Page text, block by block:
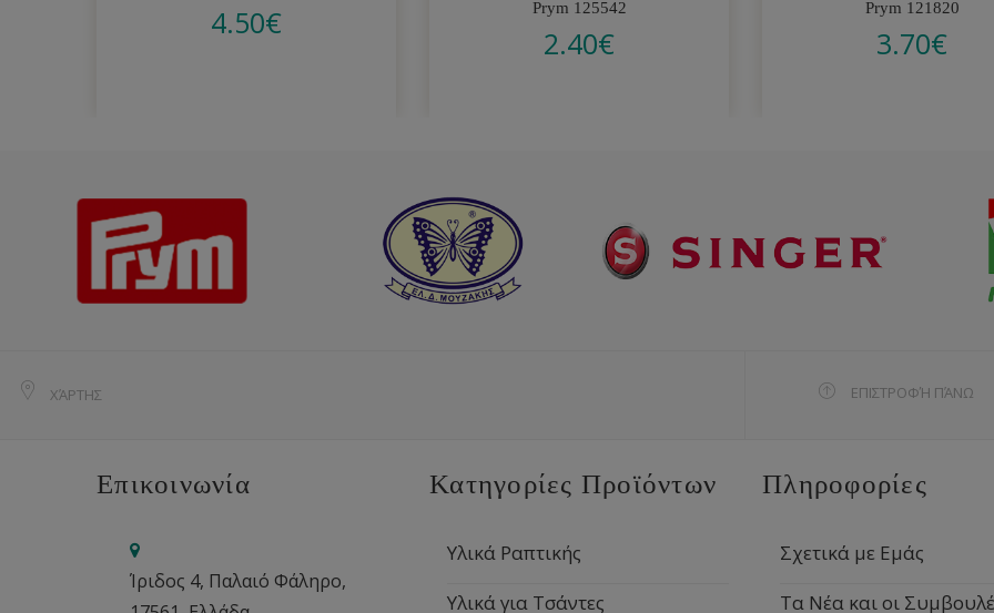
4.50€
Prym 125542
2.40€
Prym 121820
3.70€
ΧΆΡΤΗΣ ΕΠΙΣΤΡΟΦΉ ΠΆΝΩ
Επικοινωνία
Ίριδος 4, Παλαιό Φάληρο,
Κατηγορίες Προϊόντων
Υλικά Ραπτικής
Υλικά για Τσάντες
Πληροφορίες
Σχετικά με Εμάς
Τα Νέα και οι